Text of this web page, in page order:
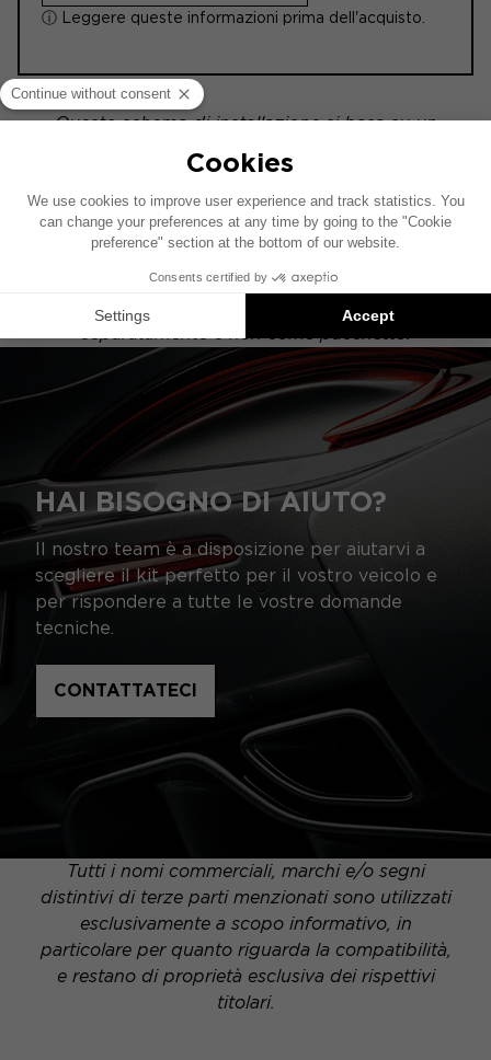
ⓘ Leggere queste informazioni prima dell'acquisto.
Questo schema di installazione si basa su un
veicolo dotato di un impianto audio di serie. Se il
tuo veicolo è equipaggiato con un'opzione hi-fi
specifica, il posizionamento degli elementi
indicati nello schema potrebbe variare.
Le installazioni Focal Inside sono suggerimenti
di prodotti compatibili: ogni elemento è venduto
separatamente e non come pacchetto.
HAI BISOGNO DI AIUTO?
Il nostro team è a disposizione per aiutarvi a
scegliere il kit perfetto per il vostro veicolo e
per rispondere a tutte le vostre domande
tecniche.
CONTATTATECI
Tutti i nomi commerciali, marchi e/o segni
distintivi di terze parti menzionati sono utilizzati
esclusivamente a scopo informativo, in
particolare per quanto riguarda la compatibilità,
e restano di proprietà esclusiva dei rispettivi
titolari.